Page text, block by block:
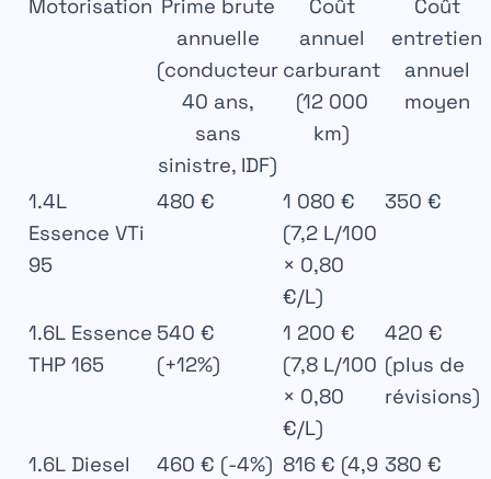
Motorisation Prime brute
annuelle
(conducteur
40 ans,
sans
sinistre, IDF)
Coût
annuel
carburant
(12 000
km)
Coût
entretien
annuel
moyen
1.4L
Essence VTi
95
480 €
1 080 €
(7,2 L/100
× 0,80
€/L)
350 €
1.6L Essence
THP 165
540 €
(+12%)
1 200 €
(7,8 L/100
× 0,80
€/L)
420 €
(plus de
révisions)
1.6L Diesel
460 € (-4%) 816 € (4,9 380 €